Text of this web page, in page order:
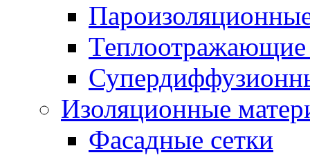
Теплоотражающие
Изоляционные
Фасадные сетки